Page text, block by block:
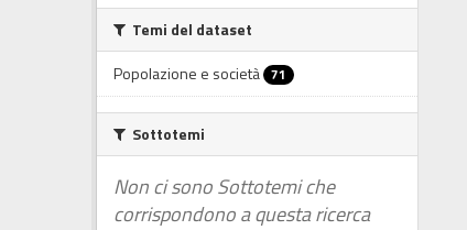
Temi del dataset
Popolazione e società 71
Sottotemi
Non ci sono Sottotemi che
corrispondono a questa ricerca